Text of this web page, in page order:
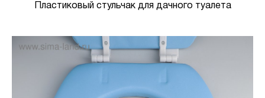
Пластиковый стульчак для дачного туалета